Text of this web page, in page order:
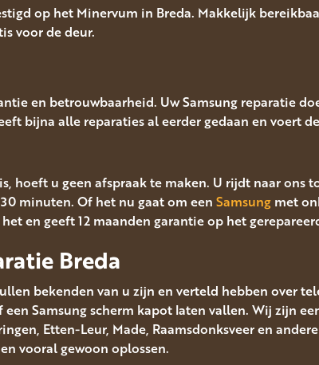
op het Minervum in Breda. Makkelijk
voor de deur.
en betrouwbaarheid. Uw Samsung reparatie
bijna alle reparaties al eerder gedaan en voert
hoeft u geen afspraak te maken. U rijdt naar ons
minuten. Of het nu gaat om een Samsung met
en geeft 12 maanden garantie op het
Breda
bekenden van u zijn en verteld hebben over
Samsung scherm kapot laten vallen. Wij zijn
Etten-Leur, Made, Raamsdonksveer en
vooral gewoon oplossen.